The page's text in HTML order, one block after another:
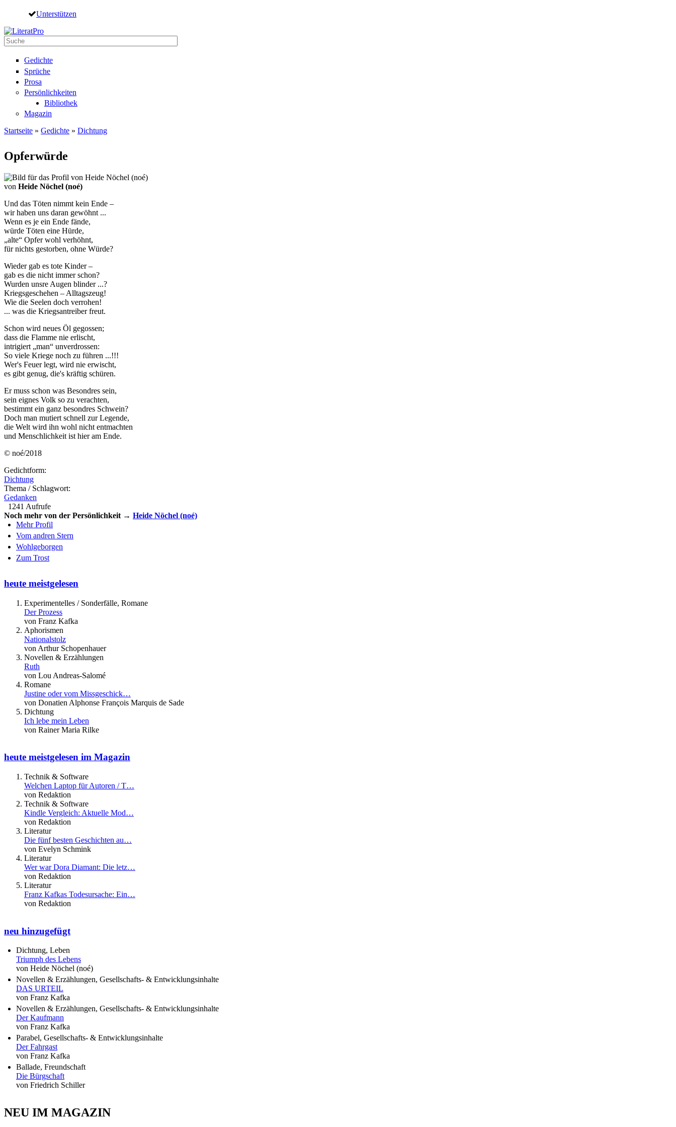
Direkt zum Inhalt
Unterstützen
Suche
Gedichte
Sprüche
Prosa
Persönlichkeiten
Bibliothek
Magazin
Startseite » Gedichte » Dichtung
Opferwürde
von Heide Nöchel (noé)
Und das Töten nimmt kein Ende –
wir haben uns daran gewöhnt ...
Wenn es je ein Ende fände,
würde Töten eine Hürde,
„alte“ Opfer wohl verhöhnt,
für nichts gestorben, ohne Würde?
Wieder gab es tote Kinder –
gab es die nicht immer schon?
Wurden unsre Augen blinder ...?
Kriegsgeschehen – Alltagszeug!
Wie die Seelen doch verrohen!
... was die Kriegsantreiber freut.
Schon wird neues Öl gegossen;
dass die Flamme nie erlischt,
intrigiert „man“ unverdrossen:
So viele Kriege noch zu führen ...!!!
Wer's Feuer legt, wird nie erwischt,
es gibt genug, die's kräftig schüren.
Er muss schon was Besondres sein,
sein eignes Volk so zu verachten,
bestimmt ein ganz besondres Schwein?
Doch man mutiert schnell zur Legende,
die Welt wird ihn wohl nicht entmachten
und Menschlichkeit ist hier am Ende.
© noé/2018
Gedichtform:
Dichtung
Thema / Schlagwort:
Gedanken
1241 Aufrufe
Noch mehr von der Persönlichkeit → Heide Nöchel (noé)
Mehr Profil
Vom andren Stern
Wohlgeborgen
Zum Trost
heute meistgelesen
Experimentelles / Sonderfälle, Romane
Der Prozess
von Franz Kafka
Aphorismen
Nationalstolz
von Arthur Schopenhauer
Novellen & Erzählungen
Ruth
von Lou Andreas-Salomé
Romane
Justine oder vom Missgeschick…
von Donatien Alphonse François Marquis de Sade
Dichtung
Ich lebe mein Leben
von Rainer Maria Rilke
heute meistgelesen im Magazin
Technik & Software
Welchen Laptop für Autoren / T…
von Redaktion
Technik & Software
Kindle Vergleich: Aktuelle Mod…
von Redaktion
Literatur
Die fünf besten Geschichten au…
von Evelyn Schmink
Literatur
Wer war Dora Diamant: Die letz…
von Redaktion
Literatur
Franz Kafkas Todesursache: Ein…
von Redaktion
neu hinzugefügt
Dichtung, Leben
Triumph des Lebens
von Heide Nöchel (noé)
Novellen & Erzählungen, Gesellschafts- & Entwicklungsinhalte
DAS URTEIL
von Franz Kafka
Novellen & Erzählungen, Gesellschafts- & Entwicklungsinhalte
Der Kaufmann
von Franz Kafka
Parabel, Gesellschafts- & Entwicklungsinhalte
Der Fahrgast
von Franz Kafka
Ballade, Freundschaft
Die Bürgschaft
von Friedrich Schiller
NEU IM MAGAZIN